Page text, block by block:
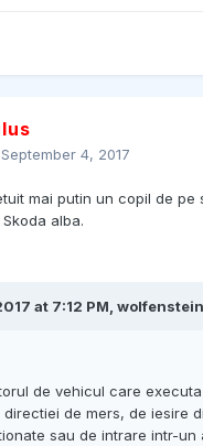
September 4, 2017
mai putin un copil de pe
alba.
at 7:12 PM,
de vehicul care
de mers, de iesire
sau de intrare intr-un